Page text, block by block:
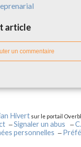
article
un commentaire
Hivert sur le portail
Signaler un abus
personnelles